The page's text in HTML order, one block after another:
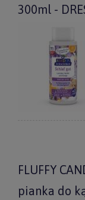
300ml -
FLUFFY
pianka do